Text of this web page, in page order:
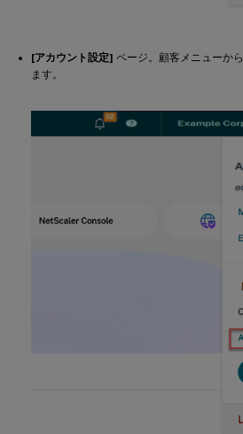
[アカウント設定] ページ。顧客メニューから
ます。